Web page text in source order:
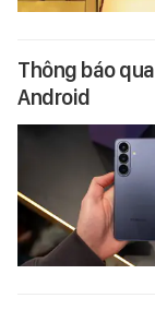
Thông báo
Android